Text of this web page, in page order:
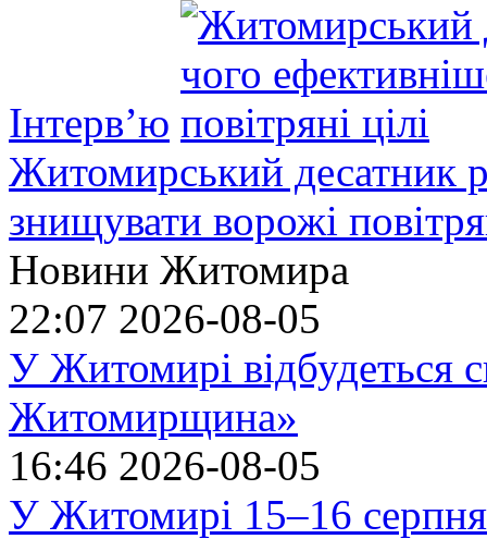
Інтерв’ю
Житомирський десатник
знищувати ворожі
Новини Житомира
22:07 2026-08-05
У Житомирі відбудеться
Житомирщина»
16:46 2026-08-05
У Житомирі 15–16 серпня